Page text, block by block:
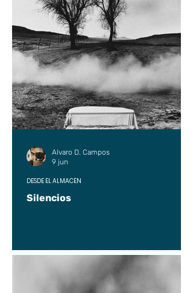
Silencios
DESDE EL ALMACÉN
Alvaro D. Campos
9 jun